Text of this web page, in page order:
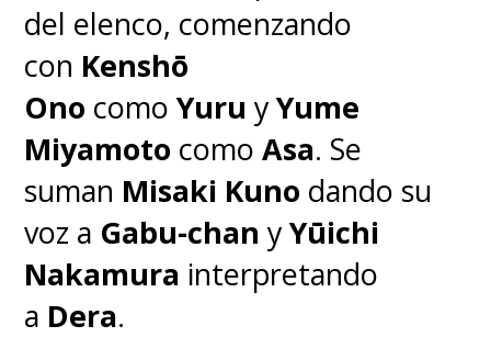
del elenco, comenzando
con Kenshō
Ono como YuruyYume
Miyamoto como Asa. Se
suman Misaki Kuno dando su
voz a Gabu-chanyYūichi
Nakamura interpretando
a Dera.